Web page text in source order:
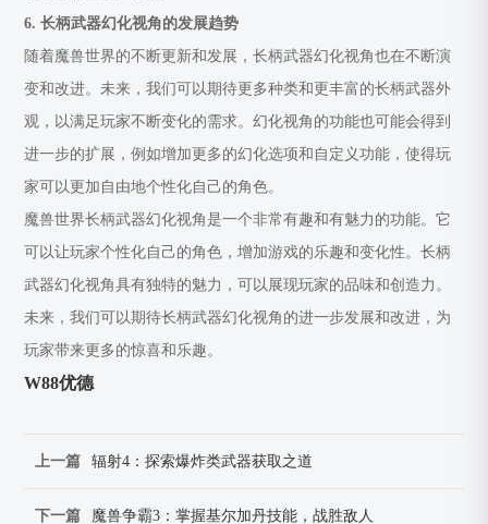
6. 长柄武器幻化视角的发展趋势
随着魔兽世界的不断更新和发展，长柄武器幻化视角也在不断演
变和改进。未来，我们可以期待更多种类和更丰富的长柄武器外
观，以满足玩家不断变化的需求。幻化视角的功能也可能会得到
进一步的扩展，例如增加更多的幻化选项和自定义功能，使得玩
家可以更加自由地个性化自己的角色。
魔兽世界长柄武器幻化视角是一个非常有趣和有魅力的功能。它
可以让玩家个性化自己的角色，增加游戏的乐趣和变化性。长柄
武器幻化视角具有独特的魅力，可以展现玩家的品味和创造力。
未来，我们可以期待长柄武器幻化视角的进一步发展和改进，为
玩家带来更多的惊喜和乐趣。
W88优德
上一篇 辐射4：探索爆炸类武器获取之道
下一篇 魔兽争霸3：掌握基尔加丹技能，战胜敌人